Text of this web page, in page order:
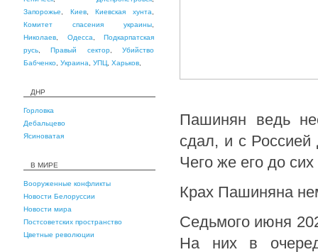
Запорожье
Киев,Киевская хунта
Комитет спасения украины
Николаев
Одесса
Подкарпатская
русь ,Правый сектор,Убийство
Бабченко Украина УПЦ Харьков
ДНР
Горловка
Дебальцево
Ясиноватая
В МИРЕ
Вооруженные конфликты
Новости Белоруссии
Новости мира
Постсоветских пространство
Цветные революции
Пашинян ведь
сдал, и с Россией
Чего же его до
Крах Пашиняна
Седьмого июня
На них в